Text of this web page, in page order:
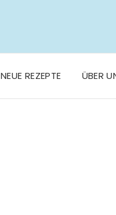
NEUE REZEPTE ÜBER